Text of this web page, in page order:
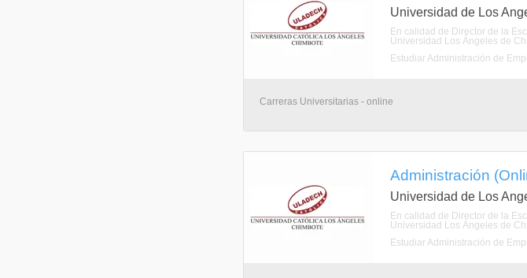
Universidad de Los
En calidad de Director de la
Universidad Los Ángeles de
Estudiar Administración de
Carreras Universitarias - online
Administración
Universidad de Los
En calidad de Director de la
Universidad Los Ángeles de
Estudiar Administración de